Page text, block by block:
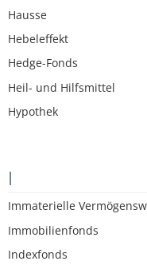
Hausse
Hebeleffekt
Hedge-Fonds
Heil- und Hilfsmittel
Hypothek
I
Immaterielle
Immobilienfonds
Indexfonds